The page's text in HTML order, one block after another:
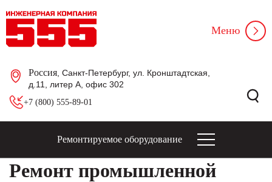
Россия , Санкт-Петербург, ул. Кронштадтская,
д.11, литер А, офис 302
+7 (800) 555-89-01
Меню
Ремонтируемое оборудование
Ремонт промышленной